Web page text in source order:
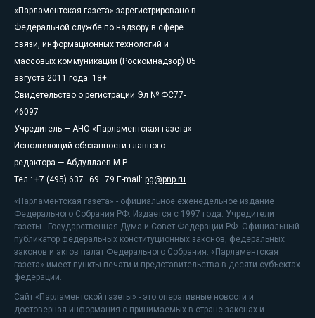
«Парламентская газета» зарегистрировано в
Федеральной службе по надзору в сфере
связи, информационных технологий и
массовых коммуникаций (Роскомнадзор) 05
августа 2011 года. 18+
Свидетельство о регистрации Эл № ФС77-
46097
Учредитель — АНО «Парламентская газета»
Исполняющий обязанности главного
редактора — Абдуллаев М.Р.
Тел.: +7 (495) 637–69–79 E-mail: pg@pnp.ru
«Парламентская газета» - официальное еженедельное издание
Федерального Собрания РФ. Издается с 1997 года. Учредители
газеты - Государственная Дума и Совет Федерации РФ. Официальный
публикатор федеральных конституционных законов, федеральных
законов и актов палат Федерального Собрания. «Парламентская
газета» имеет пункты печати и представительства в десяти субъектах
федерации.
Сайт «Парламентской газеты» - это оперативные новости и
достоверная информация о принимаемых в стране законах и